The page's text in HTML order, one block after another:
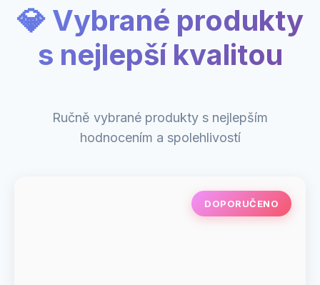
💎 Vybrané produkty
s nejlepší kvalitou
Ručně vybrané produkty s nejlepším
hodnocením a spolehlivostí
DOPORUČENO